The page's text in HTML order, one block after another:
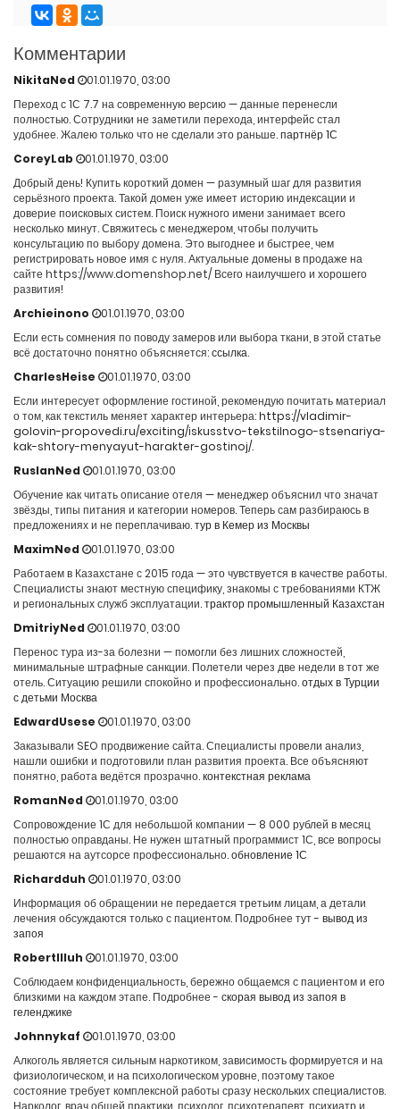
Комментарии
NikitaNed
01.01.1970, 03:00
Переход с 1С 7.7 на современную версию — данные перенесли
полностью. Сотрудники не заметили перехода, интерфейс стал
удобнее. Жалею только что не сделали это раньше.партнёр 1С
CoreyLab
01.01.1970, 03:00
Добрый день! Купить короткий домен — разумный шаг для развития
серьёзного проекта. Такой домен уже имеет историю индексации и
доверие поисковых систем. Поиск нужного имени занимает всего
несколько минут. Свяжитесь с менеджером, чтобы получить
консультацию по выбору домена. Это выгоднее и быстрее, чем
регистрировать новое имя с нуля. Актуальные домены в продаже на
сайте https://www.domenshop.net/ Всего наилучшего и хорошего
развития!
Archieinono
01.01.1970, 03:00
Если есть сомнения по поводу замеров или выбора ткани, в этой статье
всё достаточно понятно объясняется:ссылка.
CharlesHeise
01.01.1970, 03:00
Если интересует оформление гостиной, рекомендую почитать материал
о том, как текстиль меняет характер интерьера:https://vladimir-
golovin-propovedi.ru/exciting/iskusstvo-tekstilnogo-stsenariya-
kak-shtory-menyayut-harakter-gostinoj/.
RuslanNed
01.01.1970, 03:00
Обучение как читать описание отеля — менеджер объяснил что значат
звёзды, типы питания и категории номеров. Теперь сам разбираюсь в
предложениях и не переплачиваю.тур в Кемер из Москвы
MaximNed
01.01.1970, 03:00
Работаем в Казахстане с 2015 года — это чувствуется в качестве работы.
Специалисты знают местную специфику, знакомы с требованиями КТЖ
и региональных служб эксплуатации.трактор промышленный Казахстан
DmitriyNed
01.01.1970, 03:00
Перенос тура из-за болезни — помогли без лишних сложностей,
минимальные штрафные санкции. Полетели через две недели в тот же
отель. Ситуацию решили спокойно и профессионально.отдых в Турции
с детьми Москва
EdwardUsese
01.01.1970, 03:00
Заказывали SEO продвижение сайта. Специалисты провели анализ,
нашли ошибки и подготовили план развития проекта. Все объясняют
понятно, работа ведётся прозрачно.контекстная реклама
RomanNed
01.01.1970, 03:00
Сопровождение 1С для небольшой компании — 8 000 рублей в месяц
полностью оправданы. Не нужен штатный программист 1С, все вопросы
решаются на аутсорсе профессионально.обновление 1С
Richardduh
01.01.1970, 03:00
Информация об обращении не передается третьим лицам, а детали
лечения обсуждаются только с пациентом. Подробнее тут - вывод из
запоя
RobertIlluh
01.01.1970, 03:00
Соблюдаем конфиденциальность, бережно общаемся с пациентом и его
близкими на каждом этапе. Подробнее - скорая вывод из запоя в
геленджике
Johnnykaf
01.01.1970, 03:00
Алкоголь является сильным наркотиком, зависимость формируется и на
физиологическом, и на психологическом уровне, поэтому такое
состояние требует комплексной работы сразу нескольких специалистов.
Нарколог, врач общей практики, психолог, психотерапевт, психиатр и